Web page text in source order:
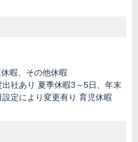
暇、その他休暇
社あり 夏季休暇3～5日、年末
定により変更有り 育児休暇